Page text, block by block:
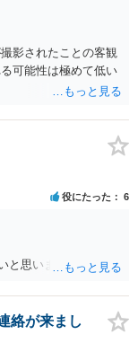
影されたことの客観
可能性は極めて低い
役にたった 6
と思います。
絡が来まし